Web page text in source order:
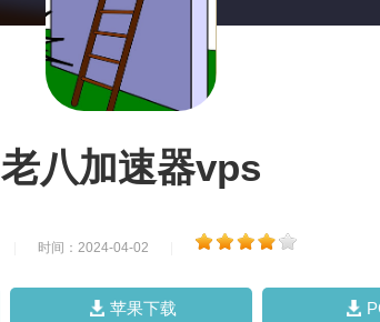
老八加速器vps
时间：2024-04-02
苹果下载